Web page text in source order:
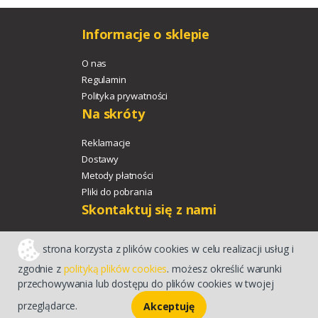
strona korzysta z plików cookies w celu realizacji usług i
zgodnie z polityką plików cookies. możesz określić warunki
przechowywania lub dostępu do plików cookies w twojej
przeglądarce.
Akceptuję
Informacje o sklepie
O nas
Regulamin
Polityka prywatności
Na skróty
Reklamacje
Dostawy
Metody płatności
Pliki do pobrania
Skontaktuj się z nami
agroport@agroport.tech
Sklep internetowy CStore